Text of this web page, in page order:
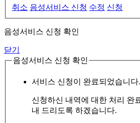
취소 음성서비스 신청 수정 신청
음성서비스 신청 확인
닫기
음성서비스 신청 확인
서비스 신청이 완료되었습니다.
신청하신 내역에 대한 처리 완
내 드리도록 하겠습니다.